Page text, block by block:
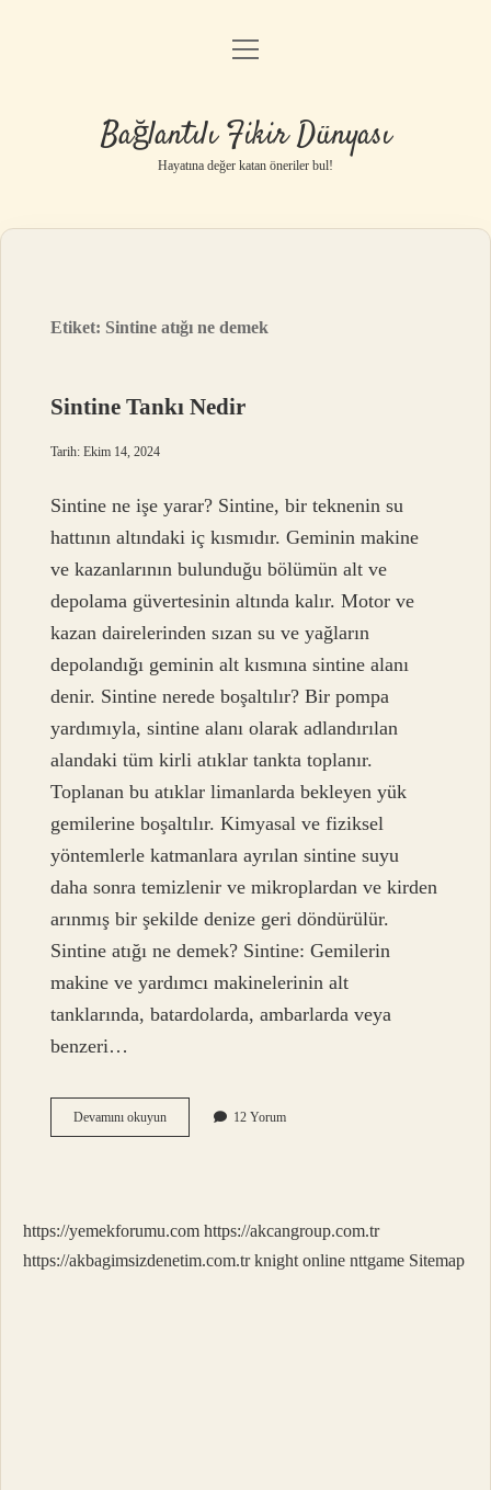
Anasayfa
Yasal Uyarı
menüyü
Bağlantılı Fikir Dünyası
Hayatına değer katan öneriler bul!
Etiket: Sintine atığı ne demek
Sintine Tankı Nedir
Tarih: Ekim 14, 2024
Sintine ne işe yarar? Sintine, bir teknenin su
hattının altındaki iç kısmıdır. Geminin makine
ve kazanlarının bulunduğu bölümün alt ve
depolama güvertesinin altında kalır. Motor ve
kazan dairelerinden sızan su ve yağların
depolandığı geminin alt kısmına sintine alanı
denir. Sintine nerede boşaltılır? Bir pompa
yardımıyla, sintine alanı olarak adlandırılan
alandaki tüm kirli atıklar tankta toplanır.
Toplanan bu atıklar limanlarda bekleyen yük
gemilerine boşaltılır. Kimyasal ve fiziksel
yöntemlerle katmanlara ayrılan sintine suyu
daha sonra temizlenir ve mikroplardan ve kirden
arınmış bir şekilde denize geri döndürülür.
Sintine atığı ne demek? Sintine: Gemilerin
makine ve yardımcı makinelerinin alt
tanklarında, batardolarda, ambarlarda veya
benzeri…
Devamını okuyunSintine
Tankı
12 Yorum
https://yemekforumu.com https://akcangroup.com.tr
https://akbagimsizdenetim.com.tr knight online nttgame Sitemap